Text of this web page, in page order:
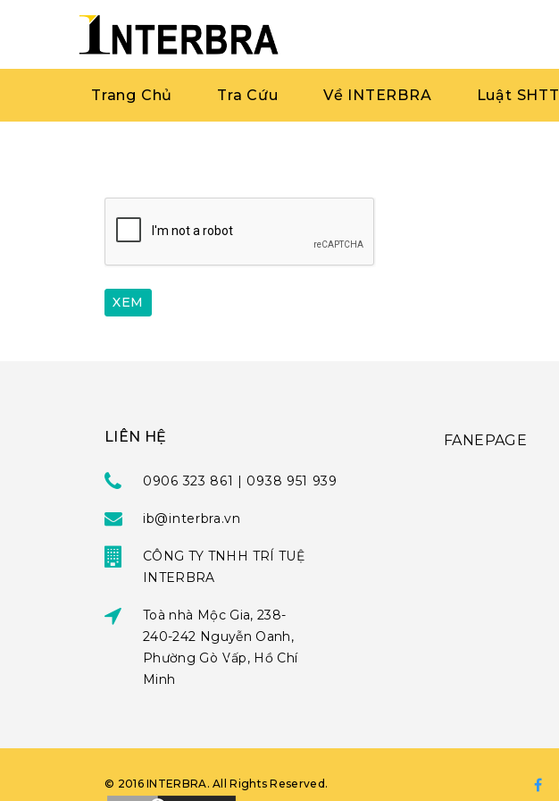
Trang Chủ Tra Cứu Về INTERBRA Luật SHTT
LIÊN HỆ
0906 323 861 | 0938 951 939
ib@interbra.vn
CÔNG TY TNHH TRÍ TUỆ
INTERBRA
Toà nhà Mộc Gia, 238-
240-242 Nguyễn Oanh,
Phường Gò Vấp, Hồ Chí
Minh
FANEPAGE
© 2016 INTERBRA. All Rights Reserved.